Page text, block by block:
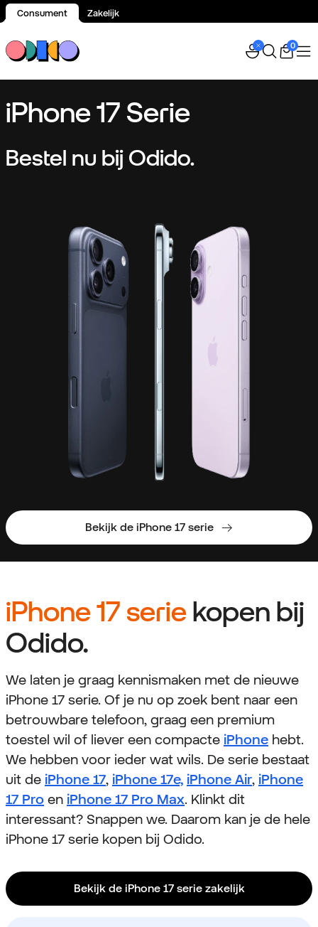
Consument Zakelijk
0
iPhone 17 Serie
Bestel nu bij Odido.
Bekijk de iPhone 17 serie
iPhone 17 seriekopen bij
Odido.
We laten je graag kennismaken met de nieuwe
iPhone 17 serie. Of je nu op zoek bent naar een
betrouwbare telefoon, graag een premium
toestel wil of liever een compacte iPhone hebt.
We hebben voor ieder wat wils. De serie bestaat
uit de iPhone 17, iPhone 17e, iPhone Air, iPhone
17 Pro en iPhone 17 Pro Max. Klinkt dit
interessant? Snappen we. Daarom kan je de hele
iPhone 17 serie kopen bij Odido.
Bekijk de iPhone 17 serie zakelijk